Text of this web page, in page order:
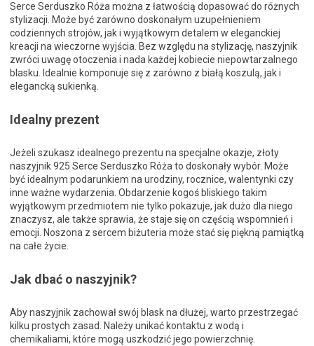
Serce Serduszko Róża można z łatwością dopasować do różnych
stylizacji. Może być zarówno doskonałym uzupełnieniem
codziennych strojów, jak i wyjątkowym detalem w eleganckiej
kreacji na wieczorne wyjścia. Bez względu na stylizację, naszyjnik
zwróci uwagę otoczenia i nada każdej kobiecie niepowtarzalnego
blasku. Idealnie komponuje się z zarówno z białą koszulą, jak i
elegancką sukienką.
Idealny prezent
Jeżeli szukasz idealnego prezentu na specjalne okazje, złoty
naszyjnik 925 Serce Serduszko Róża to doskonały wybór. Może
być idealnym podarunkiem na urodziny, rocznice, walentynki czy
inne ważne wydarzenia. Obdarzenie kogoś bliskiego takim
wyjątkowym przedmiotem nie tylko pokazuje, jak dużo dla niego
znaczysz, ale także sprawia, że staje się on częścią wspomnień i
emocji. Noszona z sercem biżuteria może stać się piękną pamiątką
na całe życie.
Jak dbać o naszyjnik?
Aby naszyjnik zachował swój blask na dłużej, warto przestrzegać
kilku prostych zasad. Należy unikać kontaktu z wodą i
chemikaliami, które mogą uszkodzić jego powierzchnię.